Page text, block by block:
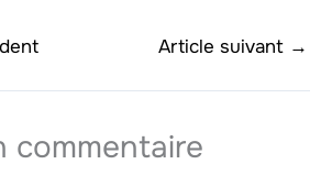
Article suivant →
commentaire